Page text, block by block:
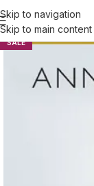
Skip to navigation
Skip to main content
SALE